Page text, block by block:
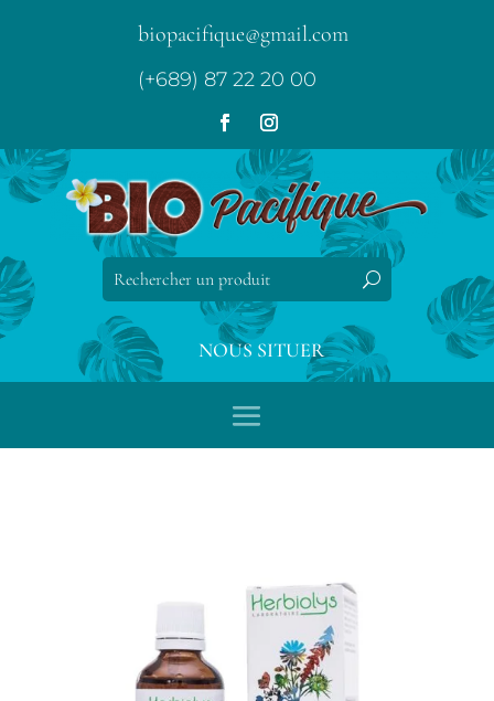
biopacifique@gmail.com
(+689) 87 22 20 00
NOUS SITUER